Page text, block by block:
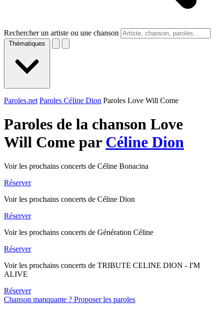
Rechercher un artiste ou une chanson
Thématiques
Paroles.net Paroles Céline Dion Paroles Love Will Come
Paroles de la chanson Love
Will Come par Céline Dion
Voir les prochains concerts de Céline Bonacina
Réserver
Voir les prochains concerts de Céline Dion
Réserver
Voir les prochains concerts de Génération Céline
Réserver
Voir les prochains concerts de TRIBUTE CELINE DION - I'M
ALIVE
Réserver
Chanson manquante ? Proposer les paroles